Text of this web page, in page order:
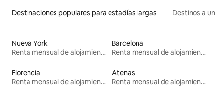
Destinaciones populares para estadías largas Destinos a un
Nueva York
Renta mensual de alojamientos
Barcelona
Renta mensual de alojamientos
Florencia
Renta mensual de alojamientos
Atenas
Renta mensual de alojamientos